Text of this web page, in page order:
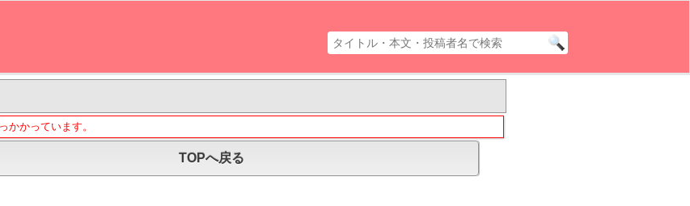
かかっています。
TOPへ戻る